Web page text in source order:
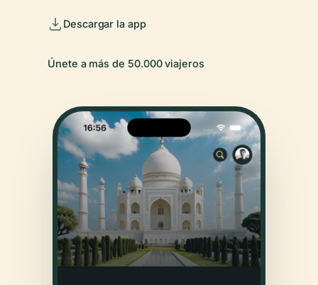
Descargar la app
Únete a más de 50.000 viajeros